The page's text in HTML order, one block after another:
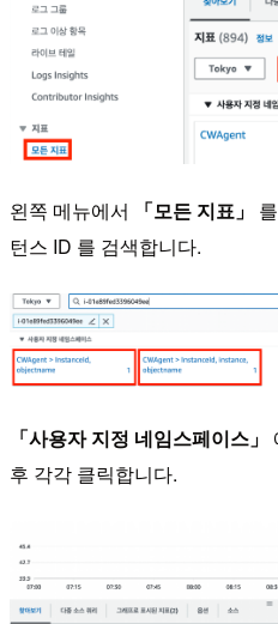
왼쪽 메뉴에서 「모든 지표」
턴스 ID 를 검색합니다.
「사용자 지정 네임스페이스」
후 각각 클릭합니다.